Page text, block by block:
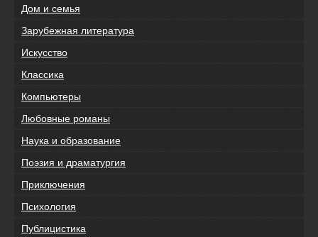
Дом и семья
Зарубежная литература
Искусство
Классика
Компьютеры
Любовные романы
Наука и образование
Поэзия и драматургия
Приключения
Психология
Публицистика